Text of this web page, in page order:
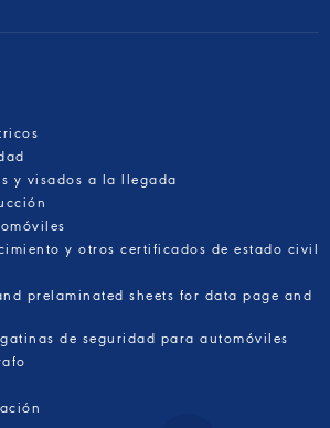
y visados a la llegada
y otros certificados de estado civil
prelaminated sheets for data page and
de seguridad para automóviles